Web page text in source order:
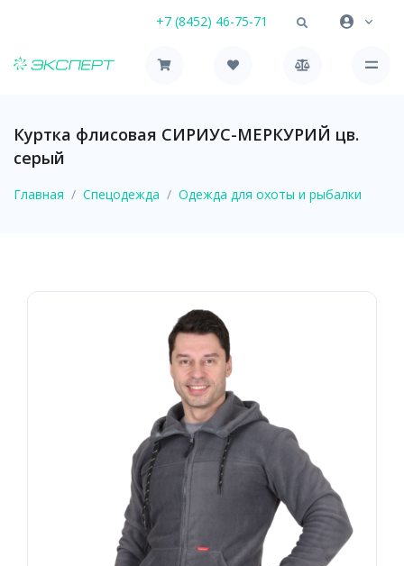
+7 (8452) 46-75-71
Куртка флисовая СИРИУС-МЕРКУРИЙ цв.
серый
Главная Спецодежда Одежда для охоты и рыбалки